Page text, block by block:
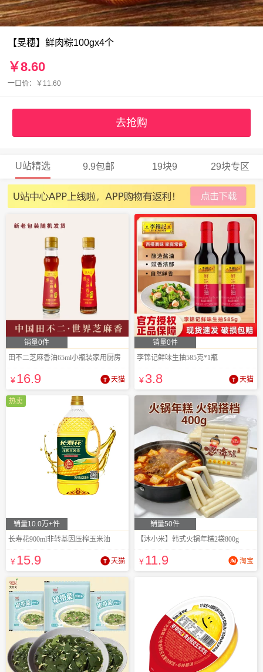
【旻穗】鲜肉粽100gx4个
￥8.60
一口价：￥11.60
去抢购
U站精选 9.9包邮 19块9 29块专区
销量0件
田不二芝麻香油65ml小瓶装家用厨房
¥16.9 天猫
销量0件
李锦记鲜味生抽585克*1瓶
¥3.8 天猫
热卖
销量10.0万+件
长寿花900ml非转基因压榨玉米油
¥15.9 天猫
销量50件
【沐小米】韩式火锅年糕2袋800g
¥11.9 淘宝